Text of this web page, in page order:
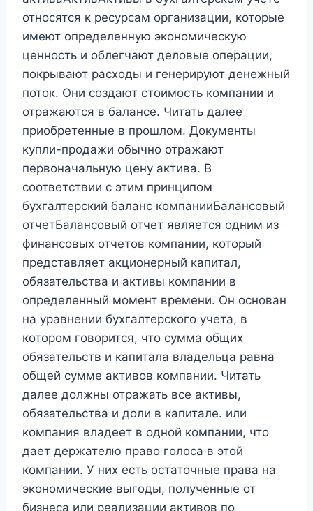
относятся к ресурсам организации, которые
имеют определенную экономическую
ценность и облегчают деловые операции,
покрывают расходы и генерируют денежный
поток. Они создают стоимость компании и
отражаются в балансе. Читать далее
приобретенные в прошлом. Документы
купли-продажи обычно отражают
первоначальную цену актива. В
соответствии с этим принципом
бухгалтерский баланс компанииБалансовый
отчетБалансовый отчет является одним из
финансовых отчетов компании, который
представляет акционерный капитал,
обязательства и активы компании в
определенный момент времени. Он основан
на уравнении бухгалтерского учета, в
котором говорится, что сумма общих
обязательств и капитала владельца равна
общей сумме активов компании. Читать
далее должны отражать все активы,
обязательства и доли в капитале. или
компания владеет в одной компании, что
дает держателю право голоса в этой
компании. У них есть остаточные права на
экономические выгоды, полученные от
бизнеса или реализации активов по